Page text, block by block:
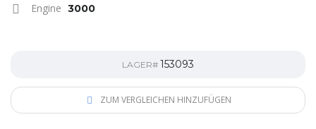
Engine 3000
LAGER# 153093
ZUM VERGLEICHEN HINZUFÜGEN